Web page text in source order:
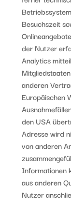
Besuchszeit
der Nutzer
Analytics
anderen
Europäischen
den USA
Adresse wird
von anderen
Informationen
aus anderen
Nutzer